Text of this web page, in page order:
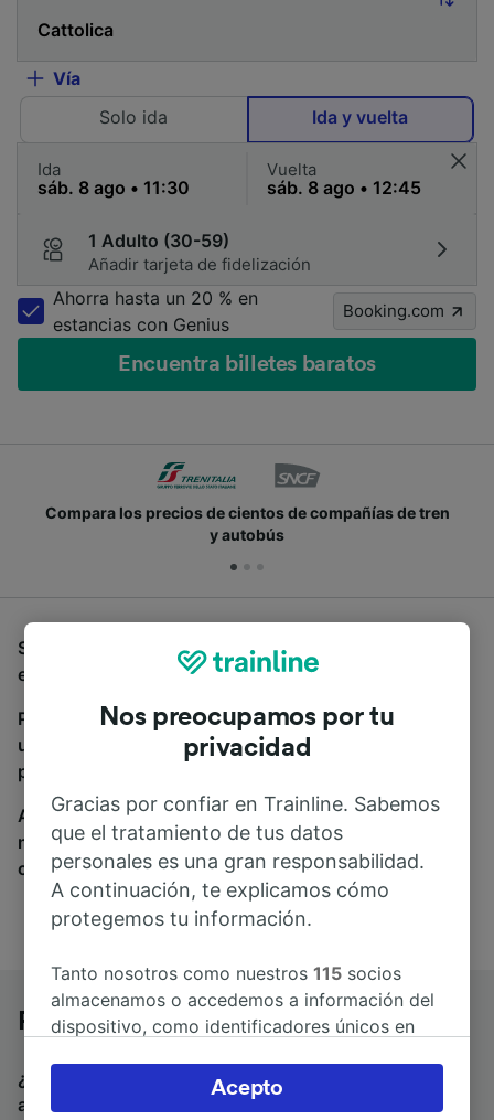
Vía
Solo ida
Ida y vuelta
Ida Vuelta
1 Adulto (30-59)
Añadir tarjeta de fidelización
Ahorra hasta un 20 % en
estancias con Genius
Booking.com
Encuentra billetes baratos
Compara los precios de cientos de compañías de tren
y autobús
Si estás buscando autobuses de Perugia a Cattolica,
estás en el sitio adecuado.
Para encontrar billetes de autobús, simplemente haz
una búsqueda y nosotros compararemos horarios y
precios tanto de tren como de autobús.
A donde quiera que vayas, tu viaje empieza con
nosotros. Encuentra billetes de más de 170
compañías de tren y autobús.
Perugia a Cattolica en autobús
¿Estás buscando un billete de vuelta para volver en
autobús? Visita
autobuses de Cattolica a Perugia
Nos preocupamos por tu
privacidad
Gracias por confiar en Trainline. Sabemos
que el tratamiento de tus datos
personales es una gran responsabilidad.
A continuación, te explicamos cómo
protegemos tu información.
Tanto nosotros como nuestros115 socios
almacenamos o accedemos a información del
dispositivo, como identificadores únicos en
Puedes aceptar o administrar tus preferencias
haciendo clic abajo, incluido el derecho de
Acepto